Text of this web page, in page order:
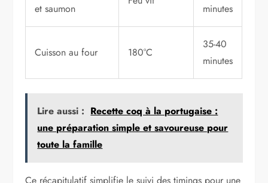
et saumon
minutes
Cuisson au four 180°C
35-40
minutes
Lire aussi : Recette coq à la portugaise :
une préparation simple et savoureuse pour
toute la famille